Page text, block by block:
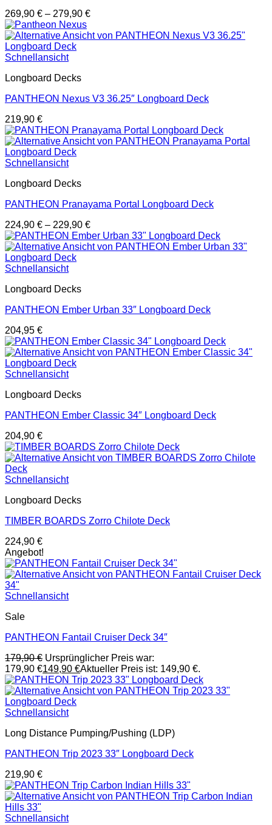
269,90 € – 279,90 €
Schnellansicht
Longboard Decks
PANTHEON Nexus V3 36.25″ Longboard Deck
219,90 €
Schnellansicht
Longboard Decks
PANTHEON Pranayama Portal Longboard Deck
224,90 € – 229,90 €
Schnellansicht
Longboard Decks
PANTHEON Ember Urban 33″ Longboard Deck
204,95 €
Schnellansicht
Longboard Decks
PANTHEON Ember Classic 34″ Longboard Deck
204,90 €
Schnellansicht
Longboard Decks
TIMBER BOARDS Zorro Chilote Deck
224,90 €
Angebot!
Schnellansicht
Sale
PANTHEON Fantail Cruiser Deck 34″
179,90€ Ursprünglicher Preis war:
179,90 €149,90 €Aktueller Preis ist: 149,90 €.
Schnellansicht
Long Distance Pumping/Pushing (LDP)
PANTHEON Trip 2023 33″ Longboard Deck
219,90 €
Schnellansicht